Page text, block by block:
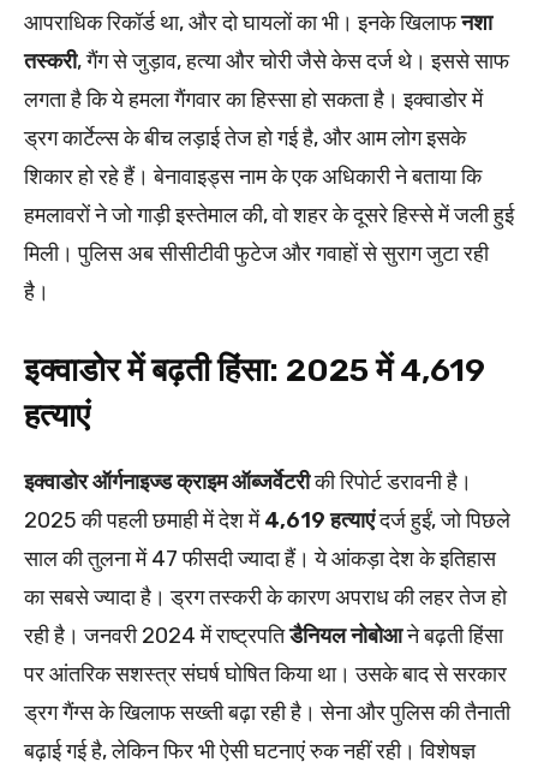
आपराधिक रिकॉर्ड था, और दो घायलों का भी। इनके खिलाफनशा
तस्करी, गैंग से जुड़ाव, हत्या और चोरी जैसे केस दर्ज थे। इससे साफ
लगता है कि ये हमला गैंगवार का हिस्सा हो सकता है। इक्वाडोर में
ड्रग कार्टेल्स के बीच लड़ाई तेज हो गई है, और आम लोग इसके
शिकार हो रहे हैं। बेनावाइड्स नाम के एक अधिकारी ने बताया कि
हमलावरों ने जो गाड़ी इस्तेमाल की, वो शहर के दूसरे हिस्से में जली हुई
मिली। पुलिस अब सीसीटीवी फुटेज और गवाहों से सुराग जुटा रही
है।
इक्वाडोर में बढ़ती हिंसा: 2025 में 4,619
हत्याएं
इक्वाडोर ऑर्गनाइज्ड क्राइम ऑब्जर्वेटरीकी रिपोर्ट डरावनी है।
2025 की पहली छमाही में देश में4,619 हत्याएंदर्ज हुईं, जो पिछले
साल की तुलना में 47 फीसदी ज्यादा हैं। ये आंकड़ा देश के इतिहास
का सबसे ज्यादा है। ड्रग तस्करी के कारण अपराध की लहर तेज हो
रही है। जनवरी 2024 में राष्ट्रपतिडैनियल नोबोआने बढ़ती हिंसा
पर आंतरिक सशस्त्र संघर्ष घोषित किया था। उसके बाद से सरकार
ड्रग गैंग्स के खिलाफ सख्ती बढ़ा रही है। सेना और पुलिस की तैनाती
बढ़ाई गई है, लेकिन फिर भी ऐसी घटनाएं रुक नहीं रही। विशेषज्ञ